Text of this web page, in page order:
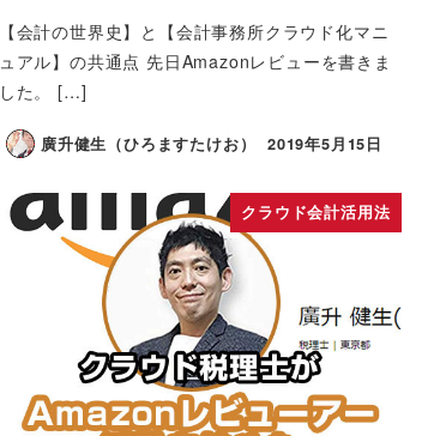
【会計の世界史】と【会計事務所クラウド化マニ
ュアル】の共通点 先日Amazonレビューを書きま
した。 […]
廣升健生（ひろますたけお） 2019年5月15日
クラウド会計活用法